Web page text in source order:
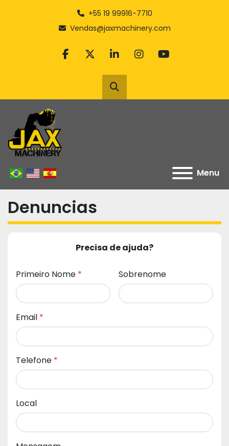
+55 19 99916-7710
Vendas@jaxmachinery.com
facebook
twitterlinkedininstagram
youtube
Pesquisar
Menu
Denuncias
Precisa de ajuda?
Primeiro Nome * Sobrenome
Email *
Telefone *
Local